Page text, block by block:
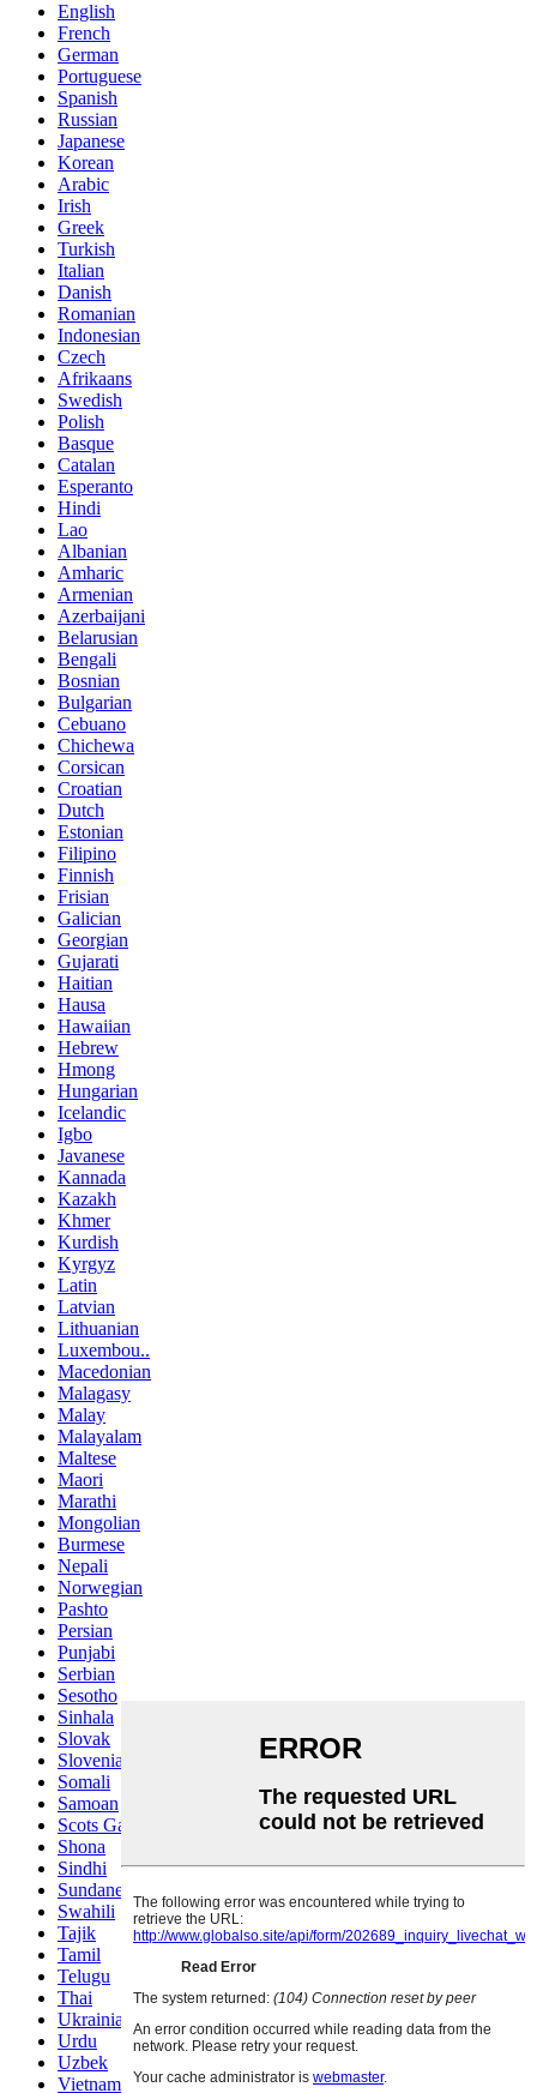
English
French
German
Portuguese
Spanish
Russian
Japanese
Korean
Arabic
Irish
Greek
Turkish
Italian
Danish
Romanian
Indonesian
Czech
Afrikaans
Swedish
Polish
Basque
Catalan
Esperanto
Hindi
Lao
Albanian
Amharic
Armenian
Azerbaijani
Belarusian
Bengali
Bosnian
Bulgarian
Cebuano
Chichewa
Corsican
Croatian
Dutch
Estonian
Filipino
Finnish
Frisian
Galician
Georgian
Gujarati
Haitian
Hausa
Hawaiian
Hebrew
Hmong
Hungarian
Icelandic
Igbo
Javanese
Kannada
Kazakh
Khmer
Kurdish
Kyrgyz
Latin
Latvian
Lithuanian
Luxembou..
Macedonian
Malagasy
Malay
Malayalam
Maltese
Maori
Marathi
Mongolian
Burmese
Nepali
Norwegian
Pashto
Persian
Punjabi
Serbian
Sesotho
Sinhala
Slovak
Slovenian
Somali
Samoan
Scots Gaelic
Shona
Sindhi
Sundanese
Swahili
Tajik
Tamil
Telugu
Thai
Ukrainian
Urdu
Uzbek
Vietnamese